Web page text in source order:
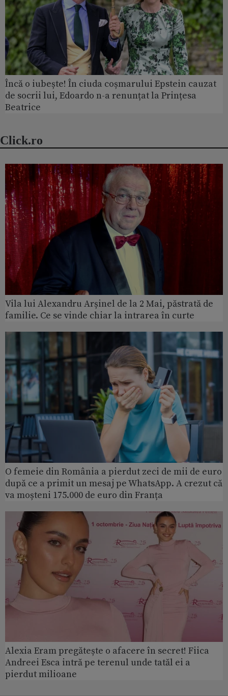
Încă o iubește! În ciuda coșmarului Epstein cauzat
de socrii lui, Edoardo n-a renunțat la Prințesa
Beatrice
Click.ro
Vila lui Alexandru Arșinel de la 2 Mai, păstrată de
familie. Ce se vinde chiar la intrarea în curte
O femeie din România a pierdut zeci de mii de euro
după ce a primit un mesaj pe WhatsApp. A crezut că
va moșteni 175.000 de euro din Franța
Alexia Eram pregătește o afacere în secret! Fiica
Andreei Esca intră pe terenul unde tatăl ei a
pierdut milioane